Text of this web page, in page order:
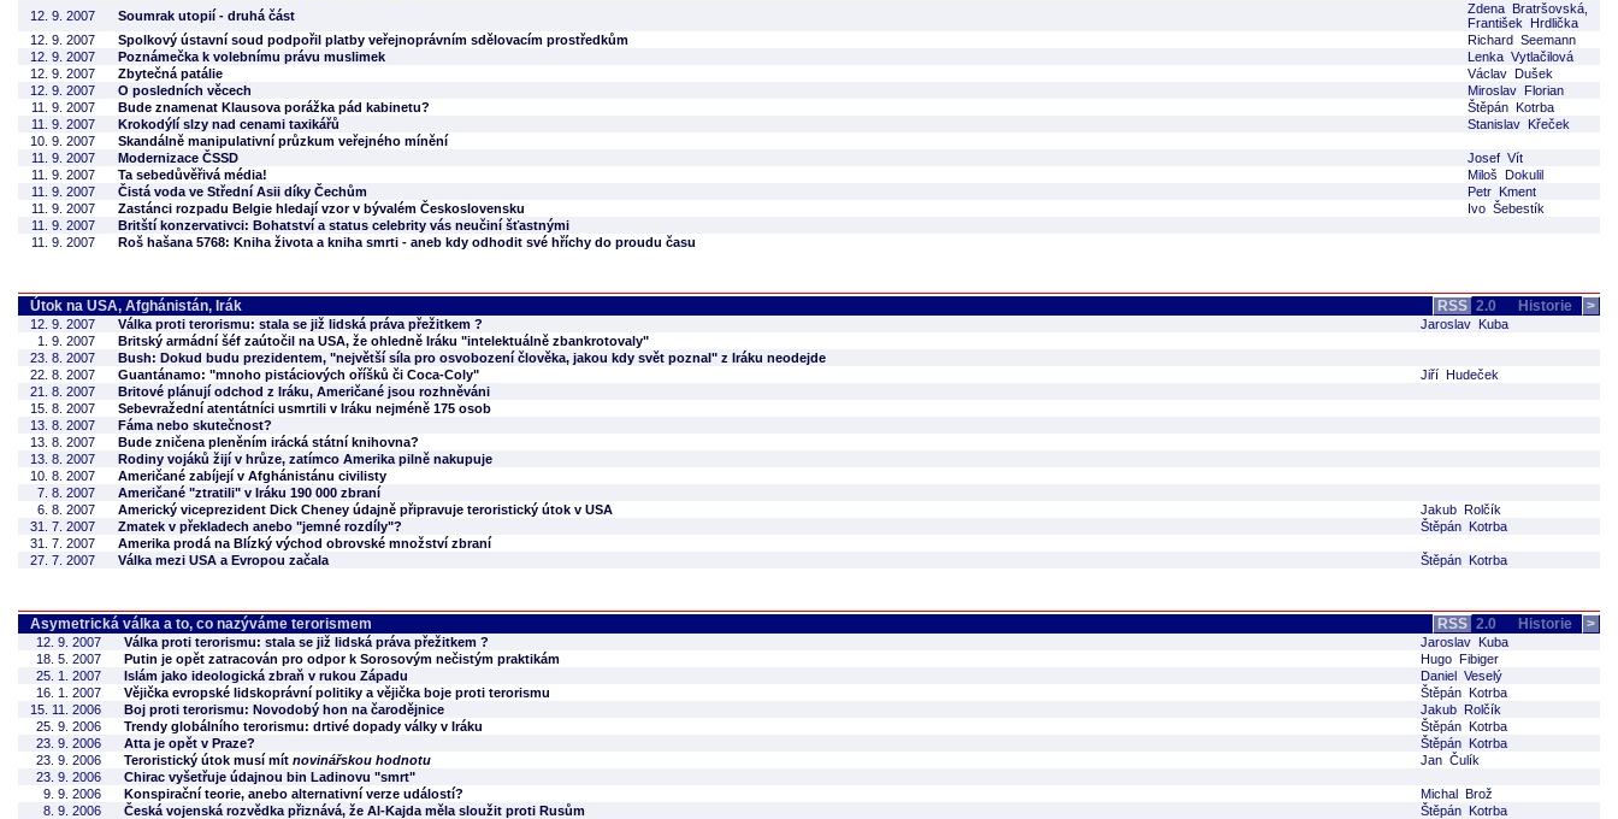
12. 9. 2007
Soumrak utopií - druhá část
Zdena Bratršovská,
František Hrdlička
12. 9. 2007
Spolkový ústavní soud podpořil platby veřejnoprávním sdělovacím prostředkům
Richard Seemann
12. 9. 2007
Poznámečka k volebnímu právu muslimek
Lenka Vytlačilová
12. 9. 2007
Zbytečná patálie
Václav Dušek
12. 9. 2007
O posledních věcech
Miroslav Florian
11. 9. 2007
Bude znamenat Klausova porážka pád kabinetu?
Štěpán Kotrba
11. 9. 2007
Krokodýlí slzy nad cenami taxikářů
Stanislav Křeček
10. 9. 2007
Skandálně manipulativní průzkum veřejného mínění
11. 9. 2007
Modernizace ČSSD
Josef Vít
11. 9. 2007
Ta sebedůvěřivá média!
Miloš Dokulil
11. 9. 2007
Čistá voda ve Střední Asii díky Čechům
Petr Kment
11. 9. 2007
Zastánci rozpadu Belgie hledají vzor v bývalém Československu
Ivo Šebestík
11. 9. 2007
Britští konzervativci: Bohatství a status celebrity vás neučiní šťastnými
11. 9. 2007
Roš hašana 5768: Kniha života a kniha smrti - aneb kdy odhodit své hříchy do proudu času
Útok na USA, Afghánistán, Irák RSS 2.0 Historie >
12. 9. 2007 Válka proti terorismu: stala se již lidská práva přežitkem ?
Jaroslav Kuba
1. 9. 2007
Britský armádní šéf zaútočil na USA, že ohledně Iráku "intelektuálně zbankrotovaly"
23. 8. 2007
Bush: Dokud budu prezidentem, "největší síla pro osvobození člověka, jakou kdy svět poznal" z Iráku neodejde
22. 8. 2007
Guantánamo: "mnoho pistáciových oříšků či Coca-Coly"
Jiří Hudeček
21. 8. 2007
Britové plánují odchod z Iráku, Američané jsou rozhněváni
15. 8. 2007
Sebevražední atentátníci usmrtili v Iráku nejméně 175 osob
13. 8. 2007
Fáma nebo skutečnost?
13. 8. 2007
Bude zničena pleněním irácká státní knihovna?
13. 8. 2007
Rodiny vojáků žijí v hrůze, zatímco Amerika pilně nakupuje
10. 8. 2007
Američané zabíjejí v Afghánistánu civilisty
7. 8. 2007
Američané "ztratili" v Iráku 190 000 zbraní
6. 8. 2007
Americký viceprezident Dick Cheney údajně připravuje teroristický útok v USA
Jakub Rolčík
31. 7. 2007
Zmatek v překladech anebo "jemné rozdíly"?
Štěpán Kotrba
31. 7. 2007
Amerika prodá na Blízký východ obrovské množství zbraní
27. 7. 2007
Válka mezi USA a Evropou začala Štěpán Kotrba
Asymetrická válka a to, co nazýváme terorismem RSS 2.0 Historie >
12. 9. 2007 Válka proti terorismu: stala se již lidská práva přežitkem ?
Jaroslav Kuba
18. 5. 2007
Putin je opět zatracován pro odpor k Sorosovým nečistým praktikám
Hugo Fibiger
25. 1. 2007
Islám jako ideologická zbraň v rukou Západu
Daniel Veselý
16. 1. 2007
Vějička evropské lidskoprávní politiky a vějička boje proti terorismu
Štěpán Kotrba
15. 11. 2006
Boj proti terorismu: Novodobý hon na čarodějnice
Jakub Rolčík
25. 9. 2006
Trendy globálního terorismu: drtivé dopady války v Iráku
Štěpán Kotrba
23. 9. 2006
Atta je opět v Praze?
Štěpán Kotrba
23. 9. 2006
Teroristický útok musí mít novinářskou hodnotu
Jan Čulík
23. 9. 2006
Chirac vyšetřuje údajnou bin Ladinovu "smrt"
9. 9. 2006
Konspirační teorie, anebo alternativní verze událostí?
Michal Brož
8. 9. 2006
Česká vojenská rozvědka přiznává, že Al-Kajda měla sloužit proti Rusům Štěpán Kotrba